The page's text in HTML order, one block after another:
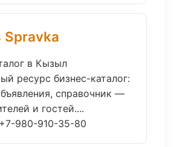
в Кызыл
ресурс бизнес-каталог:
справочник —
и гостей....
+7-980-910-35-80